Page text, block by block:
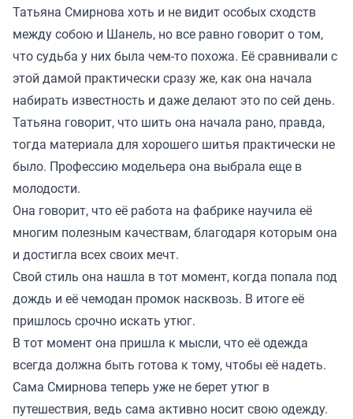
Татьяна Смирнова хоть и не видит особых сходств
между собою и Шанель, но все равно говорит о том,
что судьба у них была чем-то похожа. Её сравнивали с
этой дамой практически сразу же, как она начала
набирать известность и даже делают это по сей день.
Татьяна говорит, что шить она начала рано, правда,
тогда материала для хорошего шитья практически не
было. Профессию модельера она выбрала еще в
молодости.
Она говорит, что её работа на фабрике научила её
многим полезным качествам, благодаря которым она
и достигла всех своих мечт.
Свой стиль она нашла в тот момент, когда попала под
дождь и её чемодан промок насквозь. В итоге её
пришлось срочно искать утюг.
В тот момент она пришла к мысли, что её одежда
всегда должна быть готова к тому, чтобы её надеть.
Сама Смирнова теперь уже не берет утюг в
путешествия, ведь сама активно носит свою одежду.